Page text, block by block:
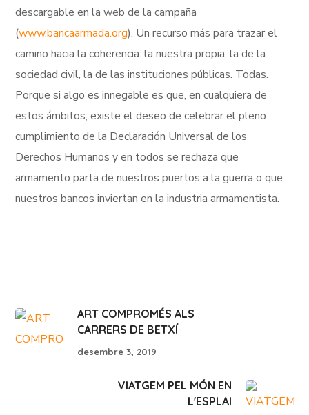
descargable en la web de la campaña
(www.bancaarmada.org). Un recurso más para trazar el
camino hacia la coherencia: la nuestra propia, la de la
sociedad civil, la de las instituciones públicas. Todas.
Porque si algo es innegable es que, en cualquiera de
estos ámbitos, existe el deseo de celebrar el pleno
cumplimiento de la Declaración Universal de los
Derechos Humanos y en todos se rechaza que
armamento parta de nuestros puertos a la guerra o que
nuestros bancos inviertan en la industria armamentista.
ART COMPROMÉS ALS
CARRERS DE BETXÍ
desembre 3, 2019
VIATGEM PEL MÓN EN
L'ESPLAI